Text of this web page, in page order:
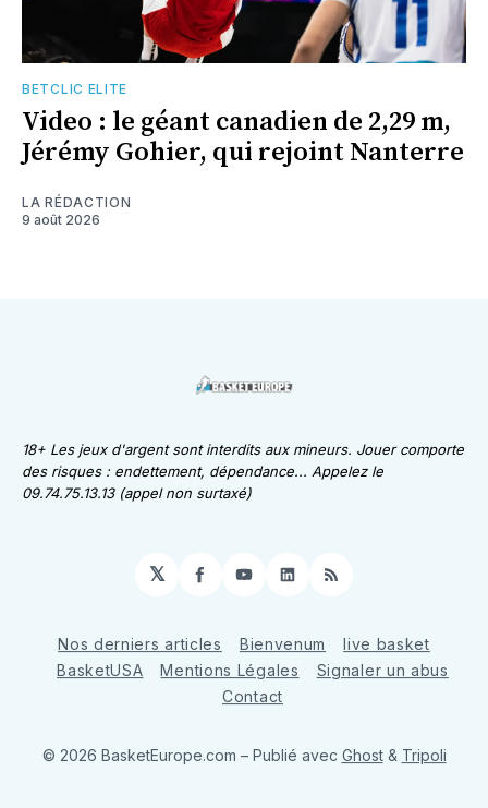
BETCLIC ELITE
Video : le géant canadien de 2,29 m,
Jérémy Gohier, qui rejoint Nanterre
LA RÉDACTION
9 août 2026
18+ Les jeux d'argent sont interdits aux mineurs. Jouer comporte
des risques : endettement, dépendance... Appelez le
09.74.75.13.13 (appel non surtaxé)
𝕏 Facebook
YouTube
LinkedIn
RSS
Nos derniers articles Bienvenum
live basket
BasketUSA
Mentions Légales
Signaler un abus
Contact
© 2026 BasketEurope.com – Publié avec Ghost& Tripoli